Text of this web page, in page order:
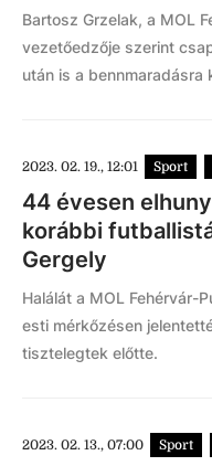
Bartosz Grzelak, a MOL
vezetőedzője szerint
után is a bennmaradásra
2023. 02. 19., 12:01 Sport
44 évesen
korábbi
Gergely
Halálát a MOL Fehérvár-
esti mérkőzésen
tisztelegtek előtte.
2023. 02. 13., 07:00 Sport